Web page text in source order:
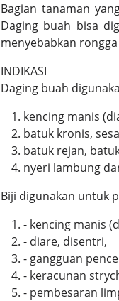
Bagian tanaman
Daging buah bisa
menyebabkan
INDIKASI
Daging buah
kencing manis
batuk kronis,
batuk rejan,
nyeri lambung
Biji digunakan untuk
- kencing manis
- diare, disentri,
- gangguan
- keracunan
- pembesaran